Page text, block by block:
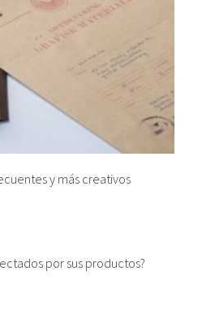
y más creativos
por sus productos?